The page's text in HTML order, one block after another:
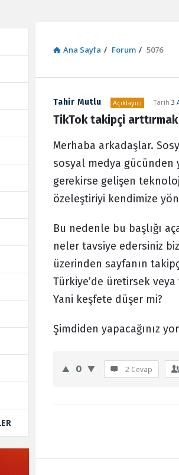
Ana Sayfa / Forum / 5076
Sosyal
Latest
Forum
Tahir Mutlu Açıklayıcı Tarih 3
TikTok takipçi
Merhaba arkadaşlar.
sosyal medya gücünden
gerekirse gelişen
özeleştiriyi kendimize
Bu nedenle bu başlığı
neler tavsiye edersiniz
üzerinden sayfanın
Türkiye’de üretirsek
Yani keşfete düşer mi?
Şimdiden yapacağınız
0 2 Cevap